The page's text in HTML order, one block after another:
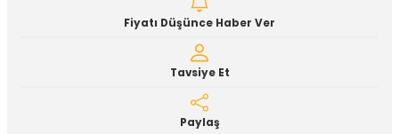
Fiyatı Düşünce Haber Ver
Tavsiye Et
Paylaş